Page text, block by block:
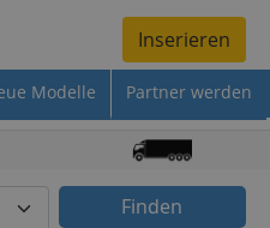
Inserieren
Modelle Partner werden
Finden